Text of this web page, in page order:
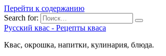
Перейти к содержанию
Search for:
Русский квас - Рецепты кваса
Квас, окрошка, напитки, кулинария, блюда.